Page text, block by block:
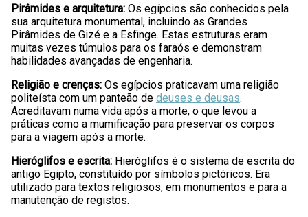
Pirâmides e arquitetura: Os egípcios são conhecidos pela
sua arquitetura monumental, incluindo as Grandes
Pirâmides de Gizé e a Esfinge. Estas estruturas eram
muitas vezes túmulos para os faraós e demonstram
habilidades avançadas de engenharia.
Religião e crenças: Os egípcios praticavam uma religião
politeísta com um panteão de deuses e deusas.
Acreditavam numa vida após a morte, o que levou a
práticas como a mumificação para preservar os corpos
para a viagem após a morte.
Hieróglifos e escrita: Hieróglifos é o sistema de escrita do
antigo Egipto, constituído por símbolos pictóricos. Era
utilizado para textos religiosos, em monumentos e para a
manutenção de registos.